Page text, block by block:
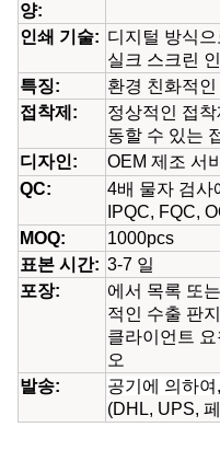
양:
인쇄 기술: 디지털 방식
실크 스크린
특징:
환경 친화적인
접착제:
정상적인 접
동할 수 있는
디자인:
OEM 제조 서
QC:
4배 물자 검사
IPQC, FQC,
MOQ:
1000pcs
표본 시간: 3-7 일
포장:
에서 목록 또
적인 수출 판
클라이언트 요
오
발송:
공기에 의하
(DHL, UPS,